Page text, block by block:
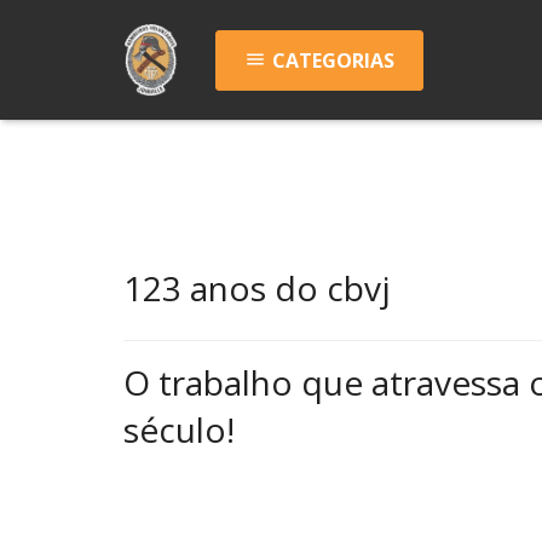
menu CATEGORIAS
123 anos do cbvj
O trabalho que atravessa
século!